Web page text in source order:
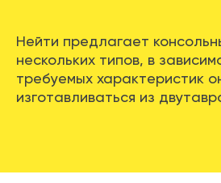
Нейти предлагает
нескольких типов, в
требуемых характеристик
изготавливаться из